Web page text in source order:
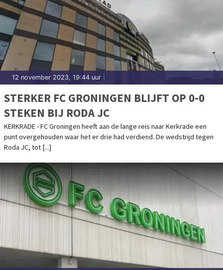
12 november 2023, 19:44 uur
STERKER FC GRONINGEN BLIJFT OP 0-0
STEKEN BIJ RODA JC
KERKRADE - FC Groningen heeft aan de lange reis naar Kerkrade een
punt overgehouden waar het er drie had verdiend. De wedstrijd tegen
Roda JC, tot [...]